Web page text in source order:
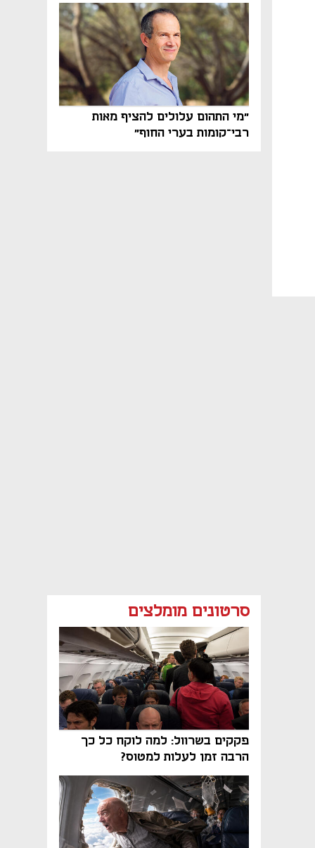
"מי התהום עלולים להציף מאות
רבי־קומות בערי החוף"
סרטונים מומלצים
פקקים בשרוול: למה לוקח כל כך
הרבה זמן לעלות למטוס?